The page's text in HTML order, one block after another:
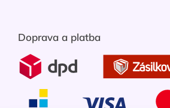
Doprava a platba